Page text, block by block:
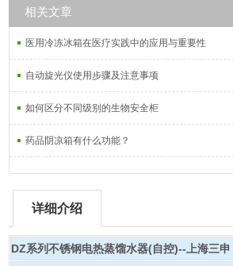
相关文章
医用冷冻冰箱在医疗实践中的应用与重要性
自动旋光仪使用步骤及注意事项
如何区分不同级别的生物安全柜
药品阴凉箱有什么功能？
详细介绍
DZ系列不锈钢电热蒸馏水器(自控)--上海三申